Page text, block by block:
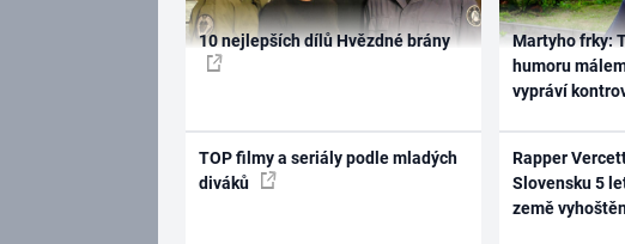
10 nejlepších dílů Hvězdné brány
TOP filmy a seriály podle mladých
diváků
Martyho frky:
humoru
vypráví
Rapper
Slovensku 5
země